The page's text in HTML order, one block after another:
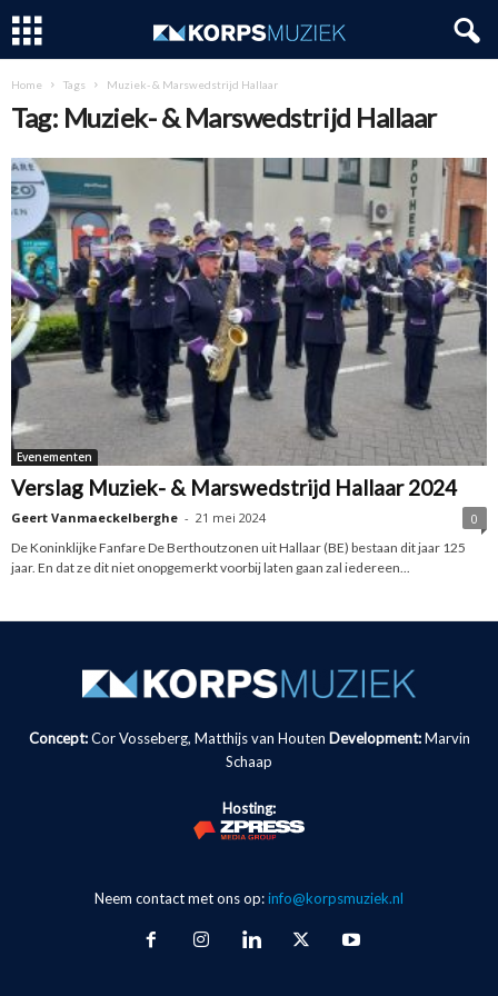
Home Tags Muziek- & Marswedstrijd Hallaar
Tag: Muziek- & Marswedstrijd Hallaar
Evenementen
Verslag Muziek- & Marswedstrijd Hallaar 2024
Geert Vanmaeckelberghe - 21 mei 2024
0
De Koninklijke Fanfare De Berthoutzonen uit Hallaar (BE) bestaan dit jaar 125
jaar. En dat ze dit niet onopgemerkt voorbij laten gaan zal iedereen...
Concept:Cor Vosseberg, Matthijs van Houten Development: Marvin
Schaap
Hosting:
Neem contact met ons op:info@korpsmuziek.nl